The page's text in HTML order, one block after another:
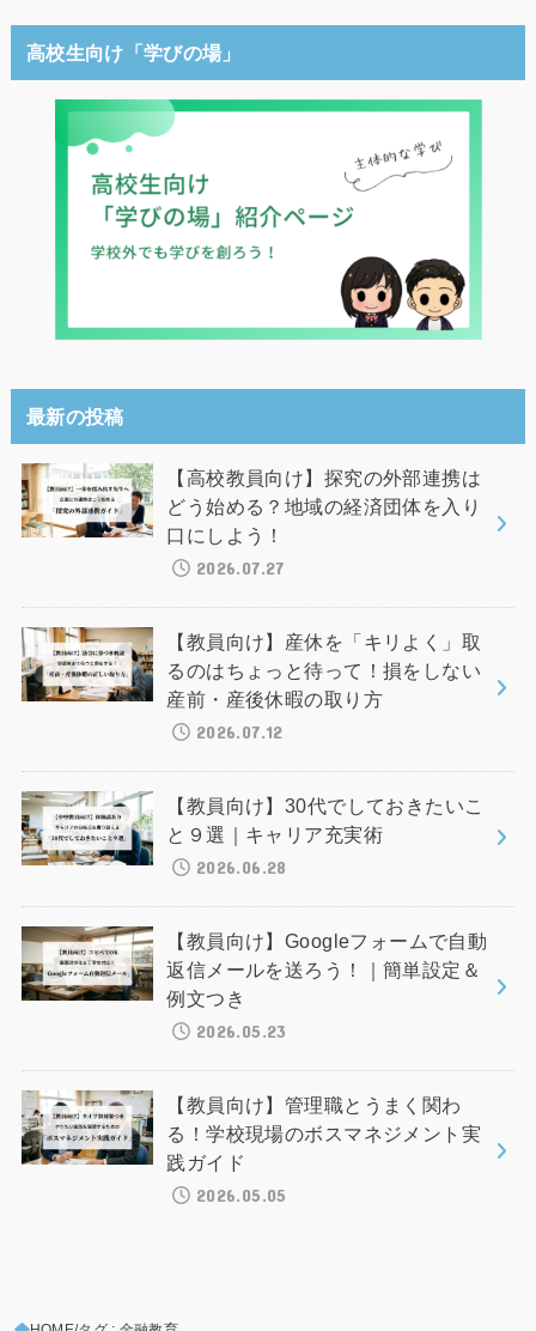
高校生向け「学びの場」
最新の投稿
【高校教員向け】探究の外部連携は
どう始める？地域の経済団体を入り
口にしよう！
2026.07.27
【教員向け】産休を「キリよく」取
るのはちょっと待って！損をしない
産前・産後休暇の取り方
2026.07.12
【教員向け】30代でしておきたいこ
と９選｜キャリア充実術
2026.06.28
【教員向け】Googleフォームで自動
返信メールを送ろう！｜簡単設定＆
例文つき
2026.05.23
【教員向け】管理職とうまく関わ
る！学校現場のボスマネジメント実
践ガイド
2026.05.05